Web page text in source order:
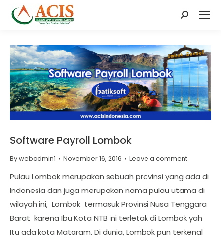
Search:
Software Payroll Lombok
Bywebadmin1 November 16, 2016 Leave a comment
Pulau Lombok merupakan sebuah provinsi yang ada di
Indonesia dan juga merupakan nama pulau utama di
wilayah ini, Lombok termasuk Provinsi Nusa Tenggara
Barat karena Ibu Kota NTB ini terletak di Lombok yah
Itu ada kota Mataram. Di dunia, Lombok pun terkenal